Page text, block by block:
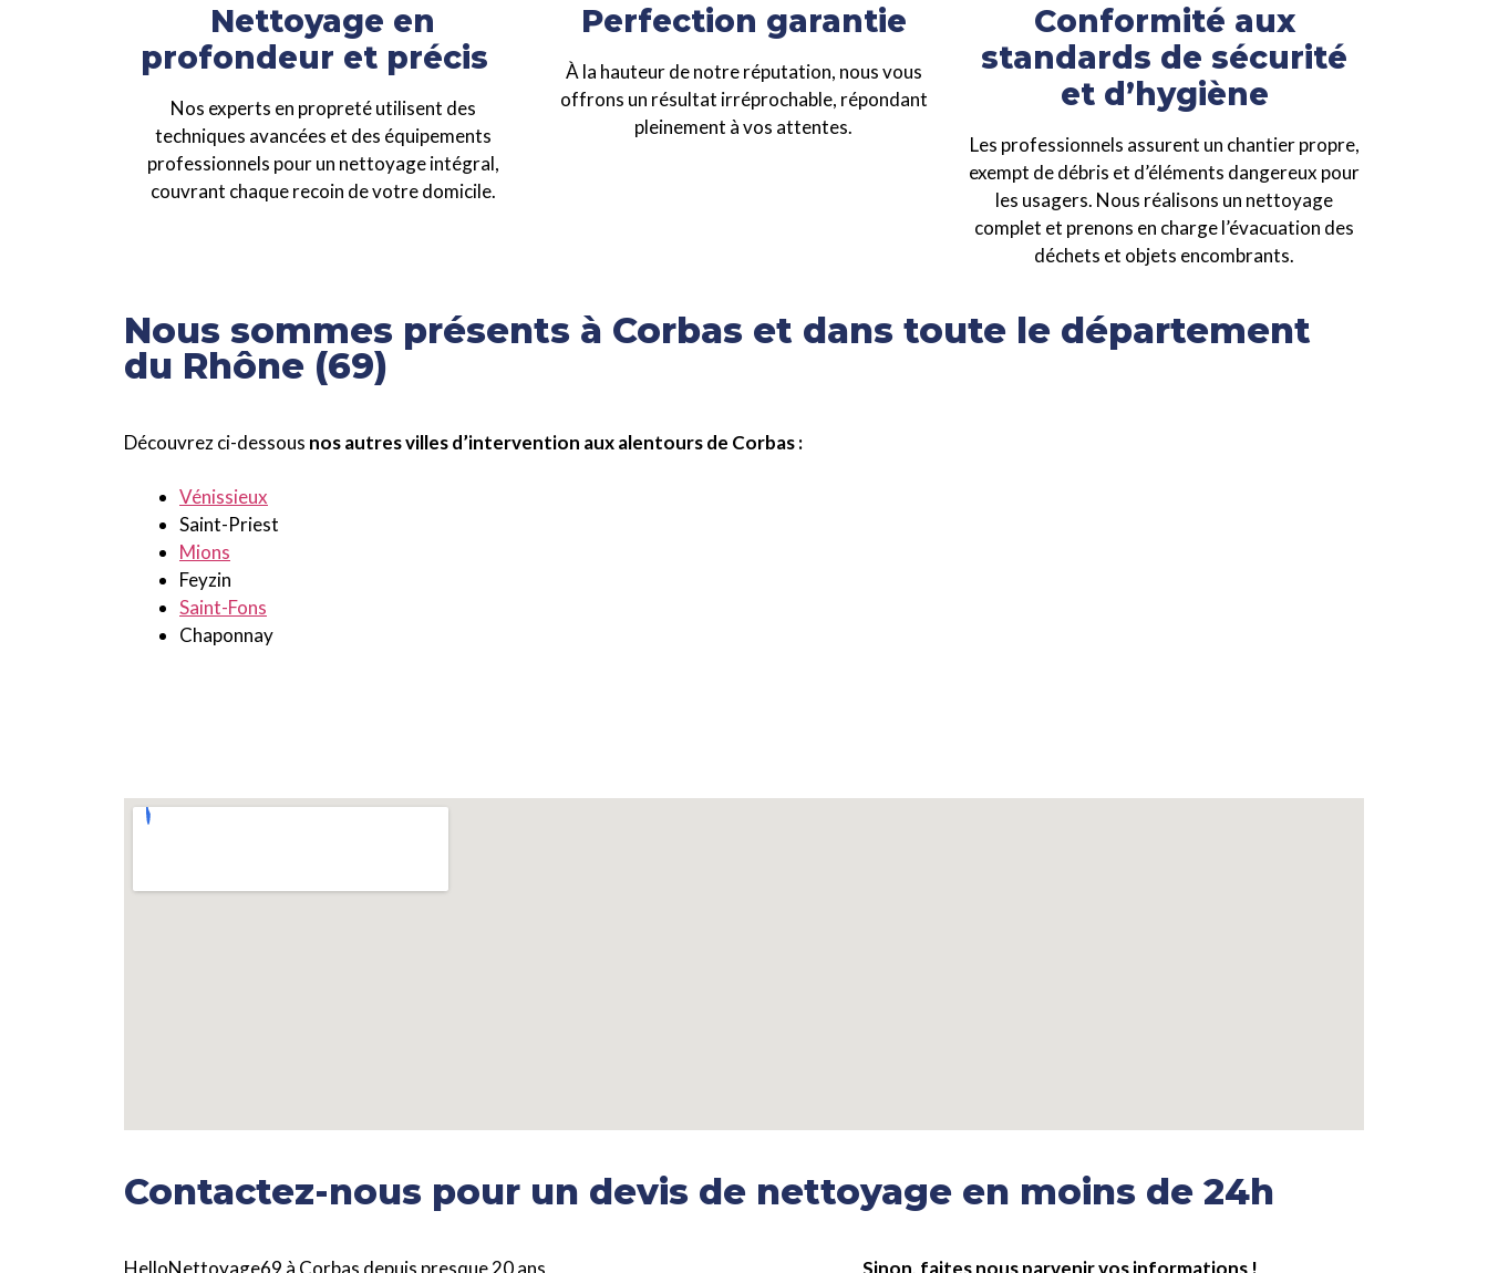
Nettoyage en
profondeur et précis
Nos experts en propreté utilisent des
techniques avancées et des équipements
professionnels pour un nettoyage intégral,
couvrant chaque recoin de votre domicile.
Perfection garantie
À la hauteur de notre réputation, nous vous
offrons un résultat irréprochable, répondant
pleinement à vos attentes.
Conformité aux
standards de sécurité
et d’hygiène
Les professionnels assurent un chantier propre,
exempt de débris et d’éléments dangereux pour
les usagers. Nous réalisons un nettoyage
complet et prenons en charge l’évacuation des
déchets et objets encombrants.
Nous sommes présents à Corbas et dans toute le département
du Rhône (69)
Découvrez ci-dessous nos autres villes d’intervention aux alentours de Corbas :
Vénissieux
Saint-Priest
Mions
Feyzin
Saint-Fons
Chaponnay
Contactez-nous pour un devis de nettoyage en moins de 24h
HelloNettoyage69 à Corbas depuis presque 20 ans Sinon, faites nous parvenir vos informations !